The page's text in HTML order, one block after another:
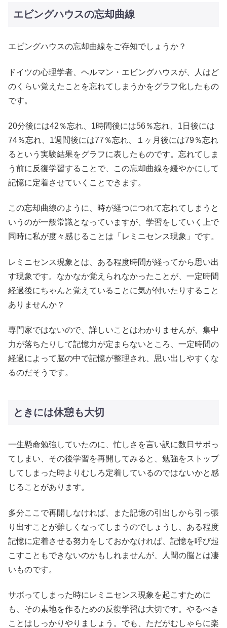
エビングハウスの忘却曲線
エビングハウスの忘却曲線をご存知でしょうか？
ドイツの心理学者、ヘルマン・エビングハウスが、人はど
のくらい覚えたことを忘れてしまうかをグラフ化したもの
です。
20分後には42％忘れ、1時間後には56％忘れ、1日後には
74％忘れ、1週間後には77％忘れ、１ヶ月後には79％忘れ
るという実験結果をグラフに表したものです。忘れてしま
う前に反復学習することで、この忘却曲線を緩やかにして
記憶に定着させていくことできます。
この忘却曲線のように、時が経つにつれて忘れてしまうと
いうのが一般常識となっていますが、学習をしていく上で
同時に私が度々感じることは「レミニセンス現象」です。
レミニセンス現象とは、ある程度時間が経ってから思い出
す現象です。なかなか覚えられなかったことが、一定時間
経過後にちゃんと覚えていることに気が付いたりすること
ありませんか？
専門家ではないので、詳しいことはわかりませんが、集中
力が落ちたりして記憶力が定まらないところ、一定時間の
経過によって脳の中で記憶が整理され、思い出しやすくな
るのだそうです。
ときには休憩も大切
一生懸命勉強していたのに、忙しさを言い訳に数日サボっ
てしまい、その後学習を再開してみると、勉強をストップ
してしまった時よりむしろ定着しているのではないかと感
じることがあります。
多分ここで再開しなければ、また記憶の引出しから引っ張
り出すことが難しくなってしまうのでしょうし、ある程度
記憶に定着させる努力をしておかなければ、記憶を呼び起
こすこともできないのかもしれませんが、人間の脳とは凄
いものです。
サボってしまった時にレミニセンス現象を起こすために
も、その素地を作るための反復学習は大切です。やるべき
ことはしっかりやりましょう。でも、ただがむしゃらに楽